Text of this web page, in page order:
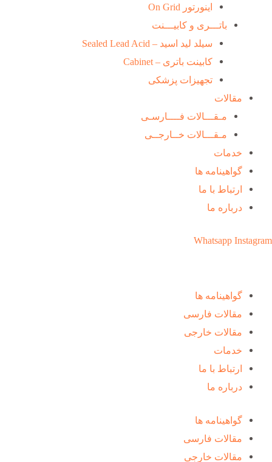
اینورتور On Grid
باتـــری و کابیـــنت
سیلد لید اسید – Sealed Lead Acid
کابینت باتری – Cabinet
تجهیزات پزشکی
مقالات
مـقـــالات فــــارسـی
مـقـــالات خــارجــی
خدمات
گواهینامه ها
ارتباط با ما
درباره ما
Whatsapp Instagram
گواهینامه ها
مقالات فارسی
مقالات خارجی
خدمات
ارتباط با ما
درباره ما
گواهینامه ها
مقالات فارسی
مقالات خارجی